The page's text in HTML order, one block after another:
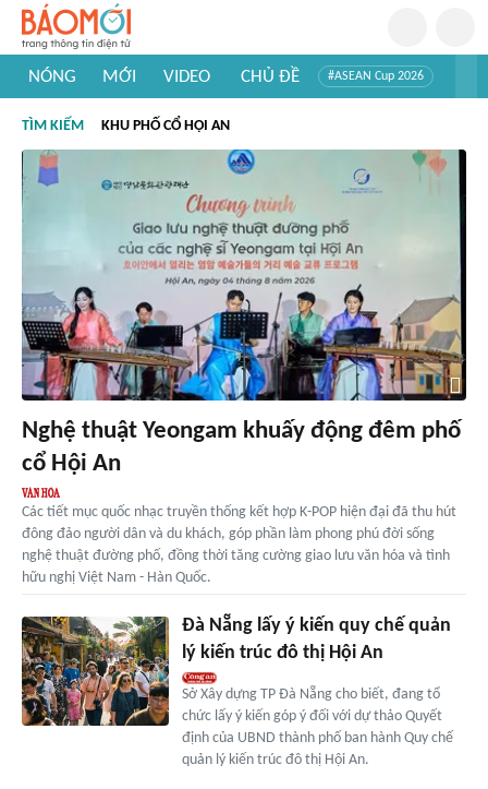
NÓNG MỚI VIDEO CHỦ ĐỀ #ASEAN Cup 2026
#Khám phá thế giới
TÌM KIẾM KHU PHỐ CỔ HỘI AN
Nghệ thuật Yeongam khuấy động đêm phố
cổ Hội An
Các tiết mục quốc nhạc truyền thống kết hợp K-POP hiện đại đã thu hút
đông đảo người dân và du khách, góp phần làm phong phú đời sống
nghệ thuật đường phố, đồng thời tăng cường giao lưu văn hóa và tình
hữu nghị Việt Nam - Hàn Quốc.
Đà Nẵng lấy ý kiến quy chế quản
lý kiến trúc đô thị Hội An
Sở Xây dựng TP Đà Nẵng cho biết, đang tổ
chức lấy ý kiến góp ý đối với dự thảo Quyết
định của UBND thành phố ban hành Quy chế
quản lý kiến trúc đô thị Hội An.